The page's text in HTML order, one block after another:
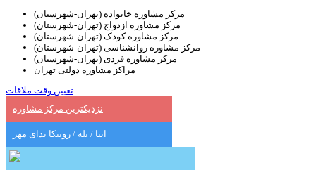
مرکز مشاوره خانواده (تهران-شهرستان)
مرکز مشاوره ازدواج (تهران-شهرستان)
مرکز مشاوره کودک (تهران-شهرستان)
مرکز مشاوره روانشناسی (تهران-شهرستان)
مرکز مشاوره فردی (تهران-شهرستان)
مراکز مشاوره دولتی تهران
تعیین وقت ملاقات
نزدیکترین مرکز مشاوره
ایتا / بله / روبیکا ندای مهر